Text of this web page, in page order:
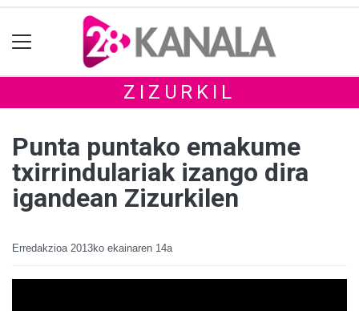
ZIZURKIL
Punta puntako emakume
txirrindulariak izango dira
igandean Zizurkilen
Erredakzioa 2013ko ekainaren 14a